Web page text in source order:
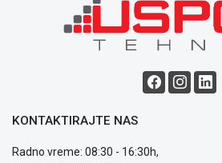
Provera
OUTLET
KONTAKTIRAJTE NAS
Radno vreme: 08:30 - 16:30h,